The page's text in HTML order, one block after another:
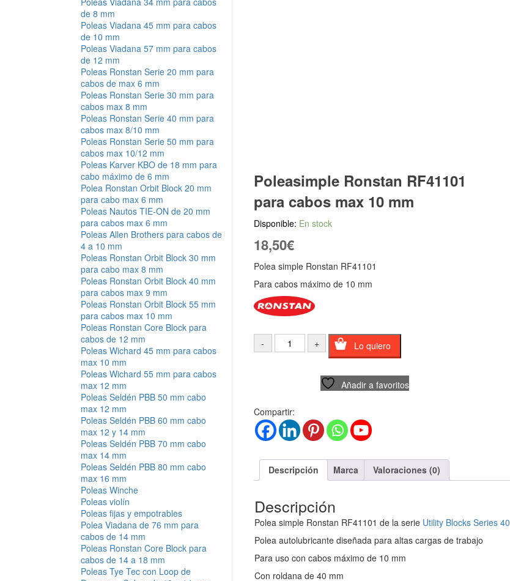
Poleasimple Ronstan RF41101
para cabos max 10 mm
Disponible: En stock
18,50€
Polea simple Ronstan RF41101
Para cabos máximo de 10 mm
Lo quiero
Añadir a favoritos
Compartir:
Descripción Marca Valoraciones (0)
Descripción
Polea simple Ronstan RF41101 de la serie Utility Blocks Series 40
Polea autolubricante diseñada para altas cargas de trabajo
Para uso con cabos máximo de 10 mm
Con roldana de 40 mm
de 8 mm
Poleas Viadana 45 mm para cabos
de 10 mm
Poleas Viadana 57 mm para cabos
de 12 mm
Poleas Ronstan Serie 20 mm para
cabos de max 6 mm
Poleas Ronstan Serie 30 mm para
cabos max 8 mm
Poleas Ronstan Serie 40 mm para
cabos max 8/10 mm
Poleas Ronstan Serie 50 mm para
cabos max 10/12 mm
Poleas Karver KBO de 18 mm para
cabo máximo de 6 mm
Polea Ronstan Orbit Block 20 mm
para cabo max 6 mm
Poleas Nautos TIE-ON de 20 mm
para cabos max 6 mm
Poleas Allen Brothers para cabos de
4 a 10 mm
Poleas Ronstan Orbit Block 30 mm
para cabo max 8 mm
Poleas Ronstan Orbit Block 40 mm
para cabos max 9 mm
Poleas Ronstan Orbit Block 55 mm
para cabos max 10 mm
Poleas Ronstan Core Block para
cabos de 12 mm
Poleas Wichard 45 mm para cabos
max 10 mm
Poleas Wichard 55 mm para cabos
max 12 mm
Poleas Seldén PBB 50 mm cabo
max 12 mm
Poleas Seldén PBB 60 mm cabo
max 12 y 14 mm
Poleas Seldén PBB 70 mm cabo
max 14 mm
Poleas Seldén PBB 80 mm cabo
max 16 mm
Poleas Winche
Poleas violín
Poleas fijas y empotrables
Polea Viadana de 76 mm para
cabos de 14 mm
Poleas Ronstan Core Block para
cabos de 14 a 18 mm
Poleas Tye Tec con Loop de